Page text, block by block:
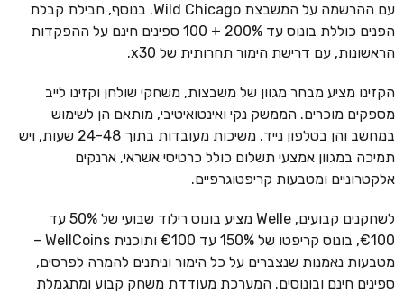
עם ההרשמה על המשבצת Wild Chicago. בנוסף, חבילת קבלת
הפנים כוללת בונוס עד 200% + 100 ספינים חינם על ההפקדות
הראשונות, עם דרישת הימור תחרותית של x30.
הקזינו מציע מבחר מגוון של משבצות, משחקי שולחן וקזינו לייב
מספקים מוכרים. הממשק נקי ואינטואיטיבי, מותאם הן לשימוש
במחשב והן בטלפון נייד. משיכות מעובדות בתוך 24-48 שעות, ויש
תמיכה במגוון אמצעי תשלום כולל כרטיסי אשראי, ארנקים
אלקטרוניים ומטבעות קריפטוגרפיים.
לשחקנים קבועים, Welle מציע בונוס רילוד שבועי של 50% עד
€100, בונוס קריפטו של 150% עד €100 ותוכנית WellCoins –
מטבעות נאמנות שנצברים על כל הימור וניתנים להמרה לפרסים,
ספינים חינם ובונוסים. המערכת מעודדת משחק קבוע ומתגמלת